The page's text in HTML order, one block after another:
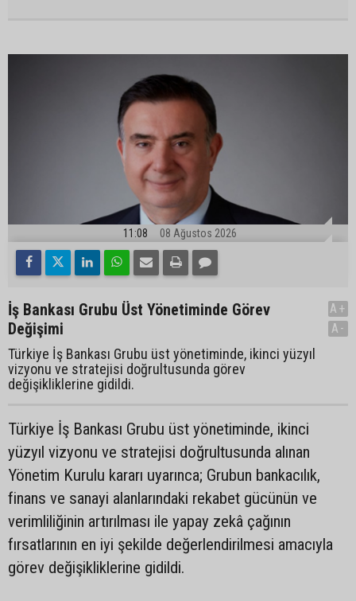
11:08 08 Ağustos 2026
İş Bankası Grubu Üst Yönetiminde Görev
Değişimi
Türkiye İş Bankası Grubu üst yönetiminde, ikinci yüzyıl
vizyonu ve stratejisi doğrultusunda görev
değişikliklerine gidildi.
A+
A-
Türkiye İş Bankası Grubu üst yönetiminde, ikinci
yüzyıl vizyonu ve stratejisi doğrultusunda alınan
Yönetim Kurulu kararı uyarınca; Grubun bankacılık,
finans ve sanayi alanlarındaki rekabet gücünün ve
verimliliğinin artırılması ile yapay zekâ çağının
fırsatlarının en iyi şekilde değerlendirilmesi amacıyla
görev değişikliklerine gidildi.